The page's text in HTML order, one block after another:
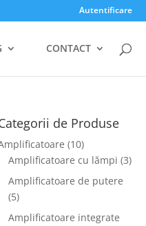
Autentificare
CONTACT
de Produse
(10)
Amplificatoare cu lămpi (3)
Amplificatoare de putere
(5)
Amplificatoare integrate